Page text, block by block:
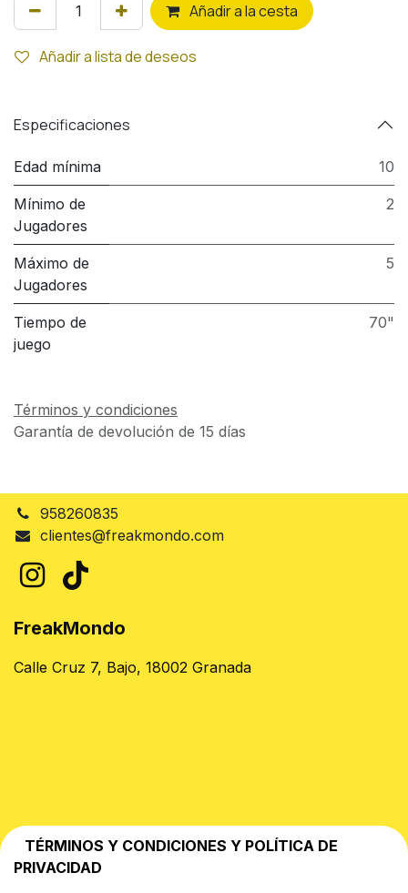
Añadir a la cesta
Añadir a lista de deseos
Especificaciones
Edad mínima 10
Mínimo de
Jugadores
2
Máximo de
Jugadores
5
Tiempo de
juego
70"
Términos y condiciones
Garantía de devolución de 15 días
958260835
clientes@freakmondo.com
FreakMondo
Calle Cruz 7, Bajo, 18002 Granada
TÉRMINOS Y CONDICIONES Y POLÍTICA DE
PRIVACIDAD